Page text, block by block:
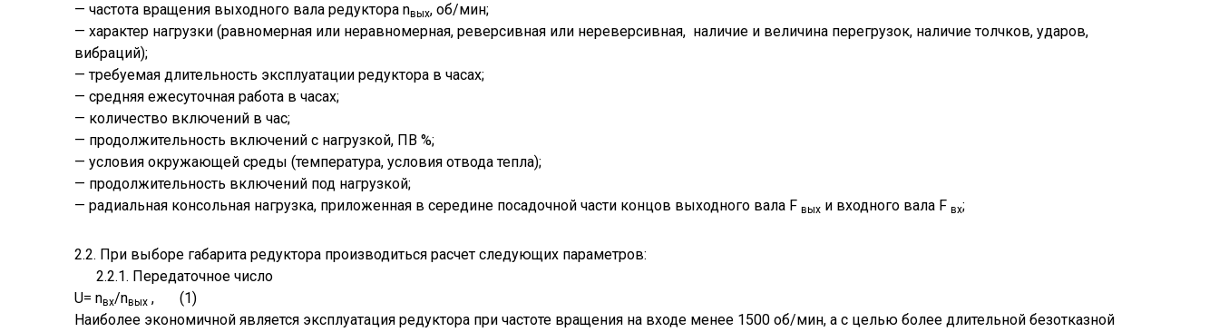
— частота вращения выходного вала редуктора nвых, об/мин;
— характер нагрузки (равномерная или неравномерная, реверсивная или нереверсивная, наличие и величина перегрузок, наличие толчков, ударов,
вибраций);
— требуемая длительность эксплуатации редуктора в часах;
— средняя ежесуточная работа в часах;
— количество включений в час;
— продолжительность включений с нагрузкой, ПВ %;
— условия окружающей среды (температура, условия отвода тепла);
— продолжительность включений под нагрузкой;
— радиальная консольная нагрузка, приложенная в середине посадочной части концов выходного вала F вых и входного вала F вх;
2.2. При выборе габарита редуктора производиться расчет следующих параметров:
2.2.1. Передаточное число
U= nвх/nвых , (1)
Наиболее экономичной является эксплуатация редуктора при частоте вращения на входе менее 1500 об/мин, а с целью более длительной безотказной